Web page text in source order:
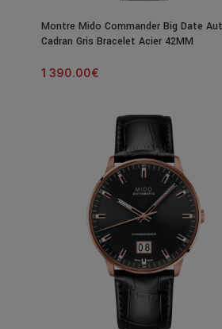
Montre Mido Commander Big Date
Cadran Gris Bracelet Acier 42MM
1 390.00€